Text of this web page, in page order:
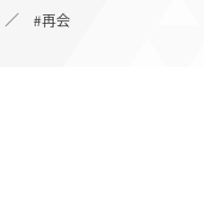
／ #再会